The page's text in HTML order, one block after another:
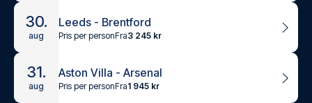
30.
aug
Leeds - Brentford
Pris per personFra3 245 kr
31.
aug
Aston Villa - Arsenal
Pris per personFra1 945 kr